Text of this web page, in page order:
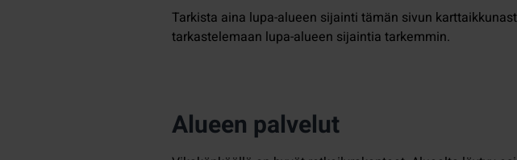
Tarkista aina lupa-alueen sijainti tämän sivun
tarkastelemaan lupa-alueen sijaintia tarkemmin.
Alueen palvelut